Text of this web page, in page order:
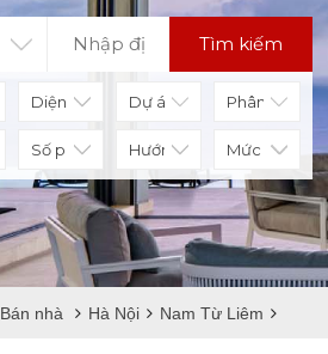
Tìm kiếm
Diện tích
Số phòng Hướng nhà Mức giá
Bán nhà Hà Nội Nam Từ Liêm